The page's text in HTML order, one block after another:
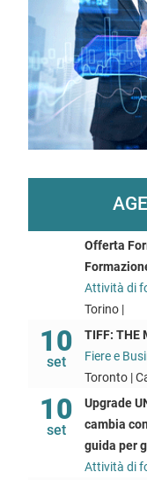
Offerta
Attività di
Torino |
10
set
TIFF: THE
Fiere e
Toronto |
10
set
Upgrade
cambia
guida per
Attività di